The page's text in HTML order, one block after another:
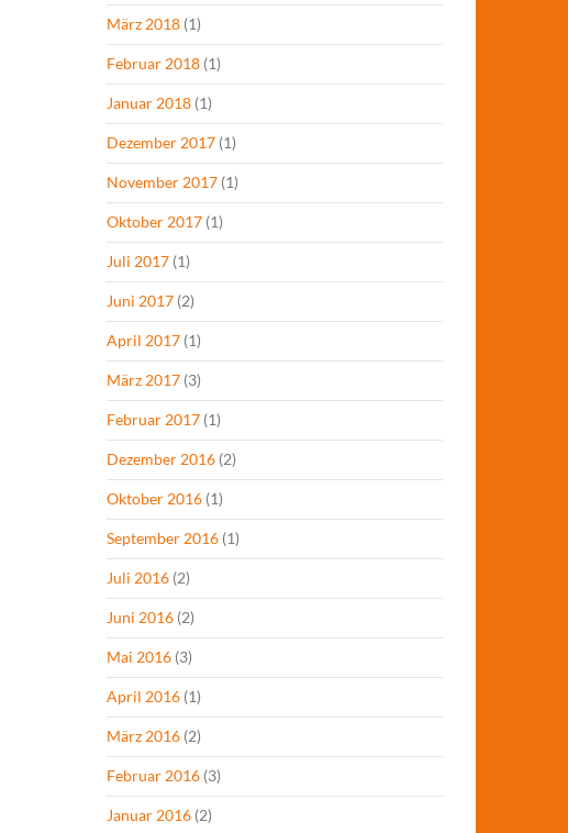
März 2018 (1)
Februar 2018 (1)
Januar 2018 (1)
Dezember 2017 (1)
November 2017 (1)
Oktober 2017 (1)
Juli 2017 (1)
Juni 2017 (2)
April 2017 (1)
März 2017 (3)
Februar 2017 (1)
Dezember 2016 (2)
Oktober 2016 (1)
September 2016 (1)
Juli 2016 (2)
Juni 2016 (2)
Mai 2016 (3)
April 2016 (1)
März 2016 (2)
Februar 2016 (3)
Januar 2016 (2)